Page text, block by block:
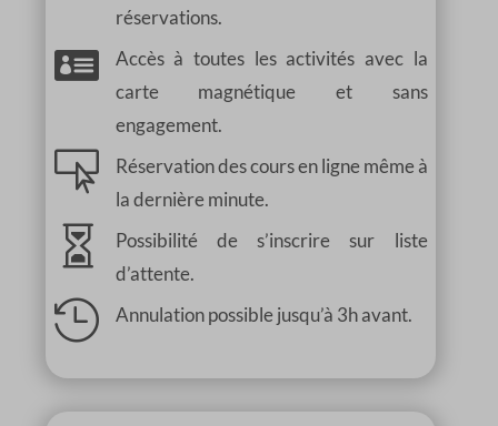
réservations.

Accès à toutes les activités avec la
carte magnétique et sans
engagement.

Réservation des cours en ligne même à
la dernière minute.

Possibilité de s’inscrire sur liste
d’attente.
 Annulation possible jusqu’à 3h avant.